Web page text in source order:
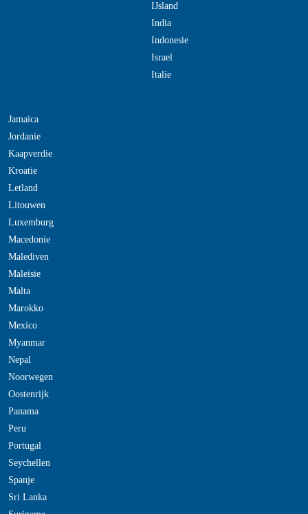
IJsland
India
Indonesie
Israel
Italie
Jamaica
Jordanie
Kaapverdie
Kroatie
Letland
Litouwen
Luxemburg
Macedonie
Malediven
Maleisie
Malta
Marokko
Mexico
Myanmar
Nepal
Noorwegen
Oostenrijk
Panama
Peru
Portugal
Seychellen
Spanje
Sri Lanka